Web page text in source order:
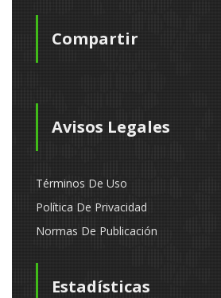
Compartir
Avisos Legales
Términos De Uso
Política De Privacidad
Normas De Publicación
Estadísticas